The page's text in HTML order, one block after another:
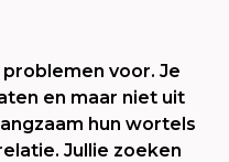
voor. Je
en maar niet uit
hun wortels
Jullie zoeken